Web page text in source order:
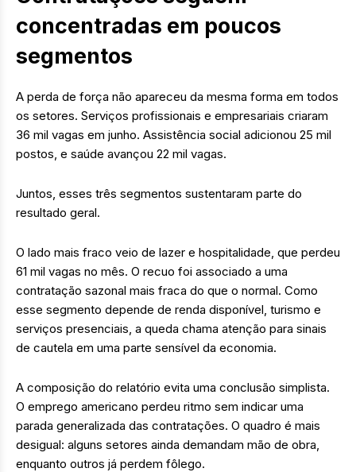
concentradas em poucos
segmentos
A perda de força não apareceu da mesma forma em todos
os setores. Serviços profissionais e empresariais criaram
36 mil vagas em junho. Assistência social adicionou 25 mil
postos, e saúde avançou 22 mil vagas.
Juntos, esses três segmentos sustentaram parte do
resultado geral.
O lado mais fraco veio de lazer e hospitalidade, que perdeu
61 mil vagas no mês. O recuo foi associado a uma
contratação sazonal mais fraca do que o normal. Como
esse segmento depende de renda disponível, turismo e
serviços presenciais, a queda chama atenção para sinais
de cautela em uma parte sensível da economia.
A composição do relatório evita uma conclusão simplista.
O emprego americano perdeu ritmo sem indicar uma
parada generalizada das contratações. O quadro é mais
desigual: alguns setores ainda demandam mão de obra,
enquanto outros já perdem fôlego.